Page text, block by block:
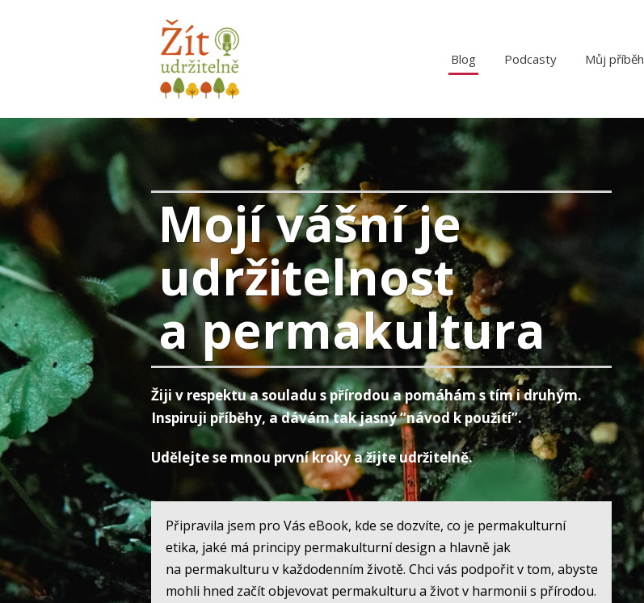
Blog Podcasty Můj příběh
Mojí vášní je
udržitelnost
a permakultura
Žiji v respektu a souladu s přírodou a pomáhám s tím i druhým.
Inspiruji příběhy, a dávám tak jasný “návod k použití”.
Udělejte se mnou první kroky a žijte udržitelně.
Připravila jsem pro Vás eBook, kde se dozvíte, co je permakulturní
etika, jaké má principy permakulturní design a hlavně jak
na permakulturu v každodenním životě. Chci vás podpořit v tom, abyste
mohli hned začít objevovat permakulturu a život v harmonii s přírodou.